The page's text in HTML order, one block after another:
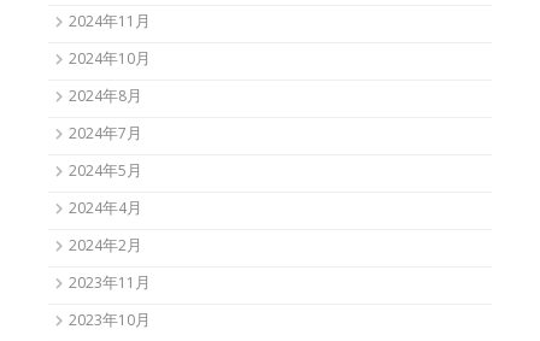
2024年11月
2024年10月
2024年8月
2024年7月
2024年5月
2024年4月
2024年2月
2023年11月
2023年10月